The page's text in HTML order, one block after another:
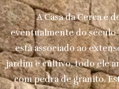
A Casa da Cerca é
eventualmente do século
está associado ao
jardim e cultivo, todo ele
com pedra de granito.